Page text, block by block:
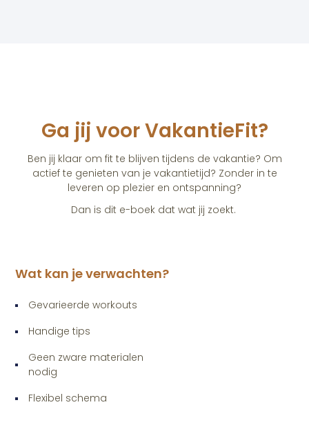
Ga jij voor VakantieFit?
Ben jij klaar om fit te blijven tijdens de vakantie? Om
actief te genieten van je vakantietijd? Zonder in te
leveren op plezier en ontspanning?
Dan is dit e-boek dat wat jij zoekt.
Wat kan je verwachten?
Gevarieerde workouts
Handige tips
Geen zware materialen
nodig
Flexibel schema